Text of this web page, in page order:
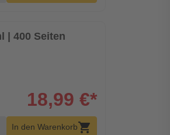
| 400 Seiten
18,99 €*
Menge
In den Warenkorbshopping_cart